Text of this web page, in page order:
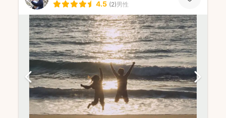
4.5 (2)男性